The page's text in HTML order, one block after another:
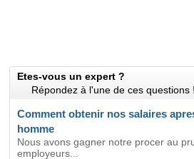
Etes-vous un expert ?
Répondez à l'une de ces questions !
Comment obtenir nos salaires
homme
Nous avons gagner notre procer au
employeurs...